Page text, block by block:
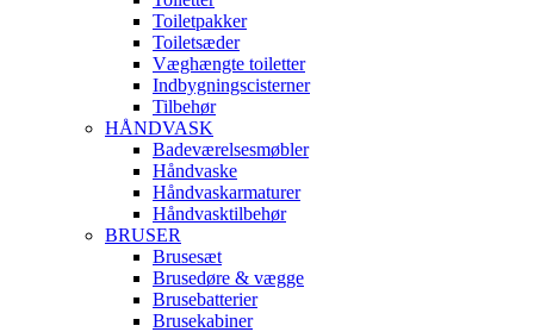
Toiletpakker
Toiletsæder
Væghængte toiletter
Indbygningscisterner
Tilbehør
HÅNDVASK
Badeværelsesmøbler
Håndvaske
Håndvaskarmaturer
Håndvasktilbehør
BRUSER
Brusesæt
Brusedøre & vægge
Brusebatterier
Brusekabiner